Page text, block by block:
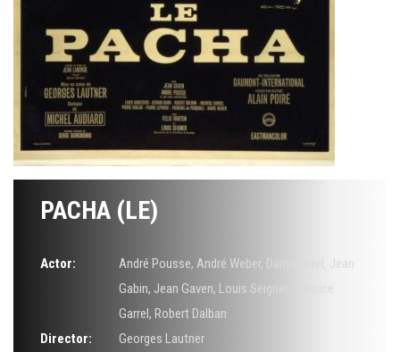
PACHA (LE)
Actor: André Pousse, André Weber,
Jean
Gabin, Jean Gaven, Louis Seigner
Garrel, Robert Dalban
Director:
Georges Lautner